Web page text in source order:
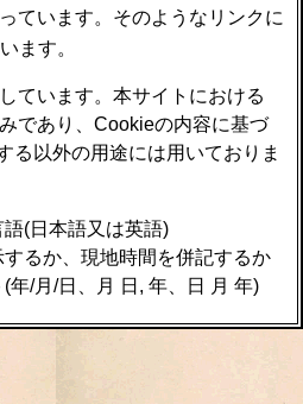
ています。そのようなリンクに
ます。
ています。本サイトにおける
であり、Cookieの内容に基づ
る以外の用途には用いておりま
(日本語又は英語)
るか、現地時間を併記するか
年/月/日、月 日, 年、日 月 年)